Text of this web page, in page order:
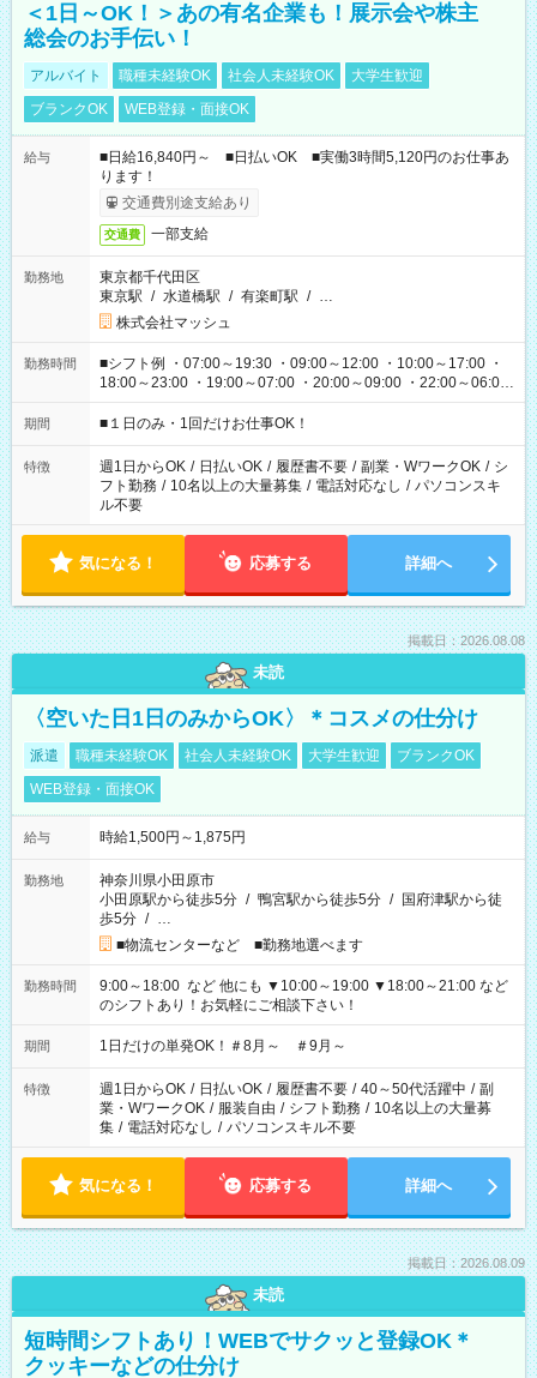
＜1日～OK！＞あの有名企業も！展示会や株主
総会のお手伝い！
アルバイト 職種未経験OK 社会人未経験OK
大学生歓迎
ブランクOK
WEB登録・面接OK
給与
■日給16,840円～ ■日払いOK ■実働3時間5,120円のお仕事あ
ります！
交通費別途支給あり
交通費 一部支給
勤務地
東京都千代田区
東京駅 / 水道橋駅 / 有楽町駅 / …
株式会社マッシュ
勤務時間
■シフト例 ・07:00～19:30 ・09:00～12:00 ・10:00～17:00 ・
18:00～23:00 ・19:00～07:00 ・20:00～09:00 ・22:00～06:00
etc ★最短で3時間で5,120円のお仕事から 15時間で2万円近く稼
げるお仕事も！ ご希望のお時間に合わせてご紹介！ ※シフトは
ください！
期間 ■１日のみ・1回だけお仕事OK！
特徴 週1日からOK / 日払いOK / 履歴書不要 / 副業・WワークOK / シ
フト勤務 / 10名以上の大量募集 / 電話対応なし / パソコンスキ
ル不要
気になる！ 応募する 詳細へ
掲載日：2026.08.08
未読
〈空いた日1日のみからOK〉＊コスメの仕分け
派遣 職種未経験OK 社会人未経験OK 大学生歓迎
ブランクOK
WEB登録・面接OK
給与 時給1,500円～1,875円
勤務地
神奈川県小田原市
小田原駅から徒歩5分 / 鴨宮駅から徒歩5分 / 国府津駅から徒
歩5分 / …
■物流センターなど ■勤務地選べます
勤務時間
9:00～18:00 など 他にも ▼10:00～19:00 ▼18:00～21:00 など
のシフトあり！お気軽にご相談下さい！
期間 1日だけの単発OK！＃8月～ ＃9月～
特徴 週1日からOK / 日払いOK / 履歴書不要 / 40～50代活躍中 / 副
業・WワークOK / 服装自由 / シフト勤務 / 10名以上の大量募
集 / 電話対応なし / パソコンスキル不要
気になる！ 応募する 詳細へ
掲載日：2026.08.09
未読
短時間シフトあり！WEBでサクッと登録OK＊
クッキーなどの仕分け